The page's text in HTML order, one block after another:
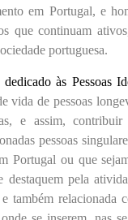
em Portugal, e
que continuam
portuguesa.
às Pessoas
vida de pessoas
e assim,
pessoas
Portugal ou que
destaquem pela
também relacionada